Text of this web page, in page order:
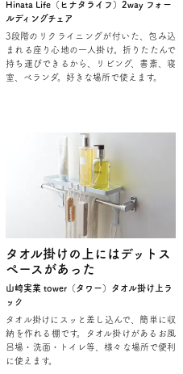
Hinata Life（ヒナタライフ）2way フォー
ルディングチェア
3段階のリクライニングが付いた、包み込
まれる座り心地の一人掛け。折りたたんで
持ち運びできるから、リビング、書斎、寝
室、ベランダ。好きな場所で使えます。
タオル掛けの上にはデットス
ペースがあった
山崎実業 tower（タワー）タオル掛け上ラ
ック
タオル掛けにスッと差し込んで、簡単に収
納を作れる棚です。タオル掛けがあるお風
呂場・洗面・トイレ等、様々な場所で便利
に使えます。